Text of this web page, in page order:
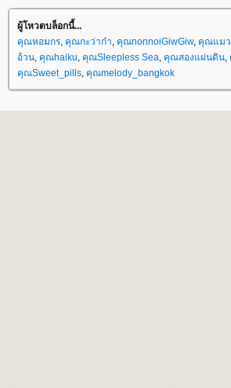
ผู้โหวตบล็อกนี้...
คุณหอมกร คุณกะว่าก๋า คุณnonnoiGiwGiw, คุณแมว
อ้วน คุณhaiku คุณSleepless Sea คุณสองแผ่นดิน
คุณSweet_pills คุณmelody_bangkok